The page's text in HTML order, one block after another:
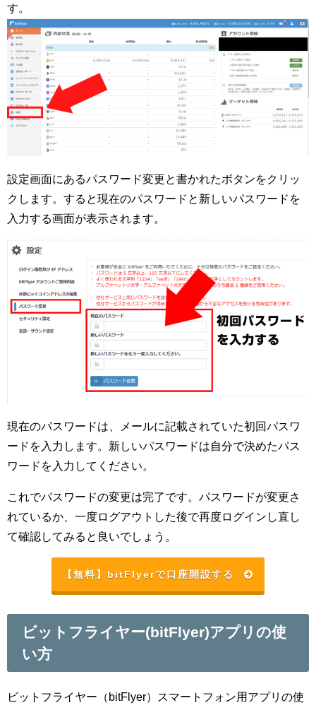
す。
設定画面にあるパスワード変更と書かれたボタンをクリッ
クします。すると現在のパスワードと新しいパスワードを
入力する画面が表示されます。
現在のパスワードは、メールに記載されていた初回パスワ
ードを入力します。新しいパスワードは自分で決めたパス
ワードを入力してください。
これでパスワードの変更は完了です。パスワードが変更さ
れているか、一度ログアウトした後で再度ログインし直し
て確認してみると良いでしょう。
【無料】bitFlyerで口座開設する
ビットフライヤー(bitFlyer)アプリの使
い方
ビットフライヤー（bitFlyer）スマートフォン用アプリの使